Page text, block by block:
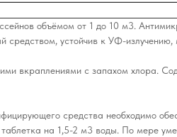
объёмом от 1 до 10 м3.
устойчив к УФ-излучению,
вкраплениями с запахом хлора.
средства необходимо
на 1,5-2 м3 воды. По мере